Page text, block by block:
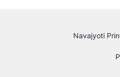
Navajyoti